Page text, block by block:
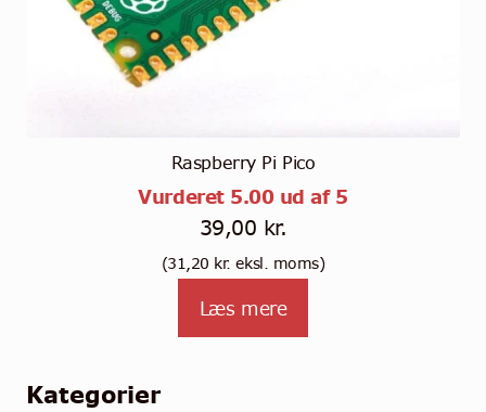
Raspberry Pi Pico
Vurderet 5.00ud af 5
39,00 kr.
(31,20 kr. eksl. moms)
Læs mere
Kategorier